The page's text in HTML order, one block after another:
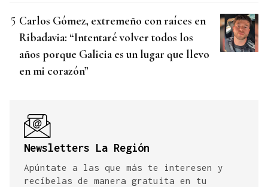
Carlos Gómez, extremeño con raíces en
Ribadavia: “Intentaré volver todos los
años porque Galicia es un lugar que llevo
en mi corazón”
Newsletters La Región
Apúntate a las que más te interesen y
recíbelas de manera gratuita en tu